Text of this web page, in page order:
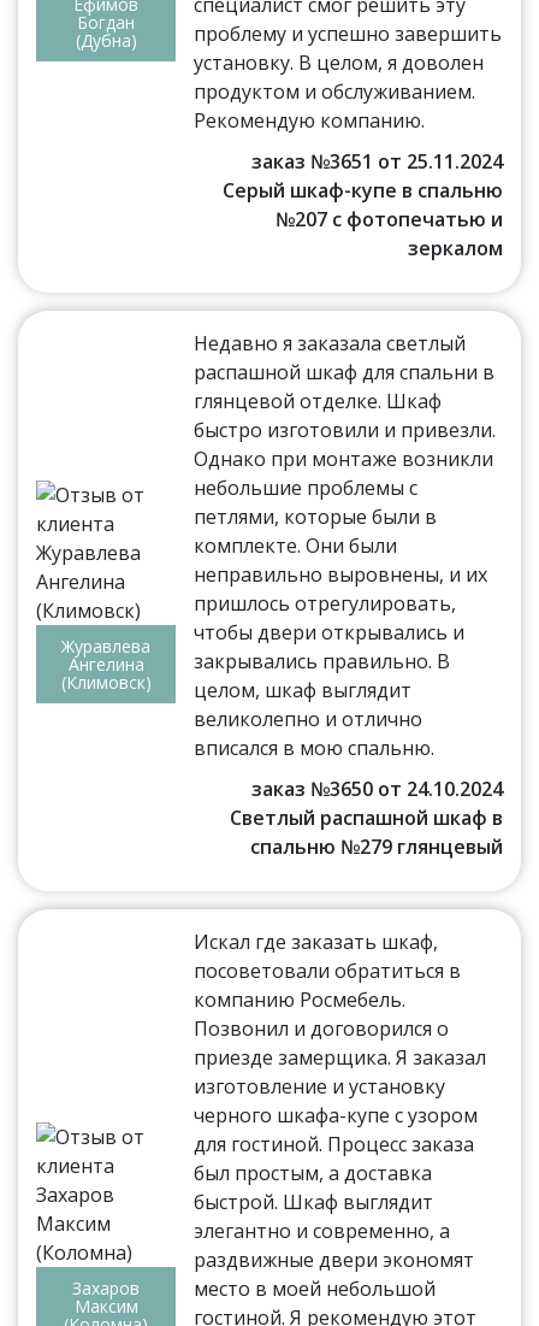
Ефимов
Богдан
(Дубна)
специалист смог решить эту
проблему и успешно завершить
установку. В целом, я доволен
продуктом и обслуживанием.
Рекомендую компанию.
заказ №3651 от 25.11.2024
Серый шкаф-купе в спальню
№207 с фотопечатью и
зеркалом
Журавлева
Ангелина
(Климовск)
Недавно я заказала светлый
распашной шкаф для спальни в
глянцевой отделке. Шкаф
быстро изготовили и привезли.
Однако при монтаже возникли
небольшие проблемы с
петлями, которые были в
комплекте. Они были
неправильно выровнены, и их
пришлось отрегулировать,
чтобы двери открывались и
закрывались правильно. В
целом, шкаф выглядит
великолепно и отлично
вписался в мою спальню.
заказ №3650 от 24.10.2024
Светлый распашной шкаф в
спальню №279 глянцевый
Захаров
Максим
Искал где заказать шкаф,
посоветовали обратиться в
компанию Росмебель.
Позвонил и договорился о
приезде замерщика. Я заказал
изготовление и установку
черного шкафа-купе с узором
для гостиной. Процесс заказа
был простым, а доставка
быстрой. Шкаф выглядит
элегантно и современно, а
раздвижные двери экономят
место в моей небольшой
гостиной. Я рекомендую этот